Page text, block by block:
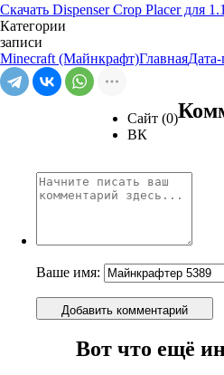
Скачать Dispenser Crop Placer для
Категории
записи
Minecraft (Майнкрафт)Главная
Сайт (0)
ВК
Ваше имя:
Добавить комментарий
Вот что ещё